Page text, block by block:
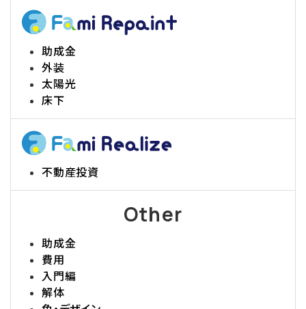
助成金
外装
太陽光
床下
不動産投資
Other
助成金
費用
入門編
解体